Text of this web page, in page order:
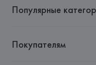
Популярные
Покупателям